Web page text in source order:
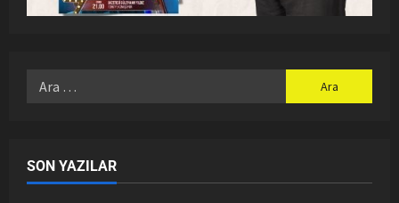
SON YAZILAR